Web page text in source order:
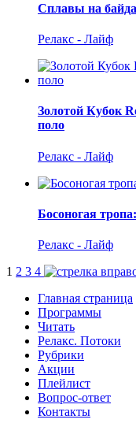
Сплавы на
Релакс - Лайф
Золотой Кубок
поло
Релакс - Лайф
Босоногая
Релакс - Лайф
1 2 3 4
Главная страница
Программы
Читать
Релакс. Потоки
Рубрики
Акции
Плейлист
Вопрос-ответ
Контакты